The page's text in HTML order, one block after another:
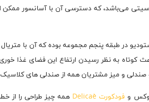
می‌باشد، که دسترسی آن با آسانسور ممکن
در طبقه پنجم مجموعه بوده که آن با
کوتاه به نظر رسیدن ارتفاع این فضای غذا
و میز مشتریان همه از صندلی های کلاسیک
و فودکورت Delicaè
همه چیز طراحی را از